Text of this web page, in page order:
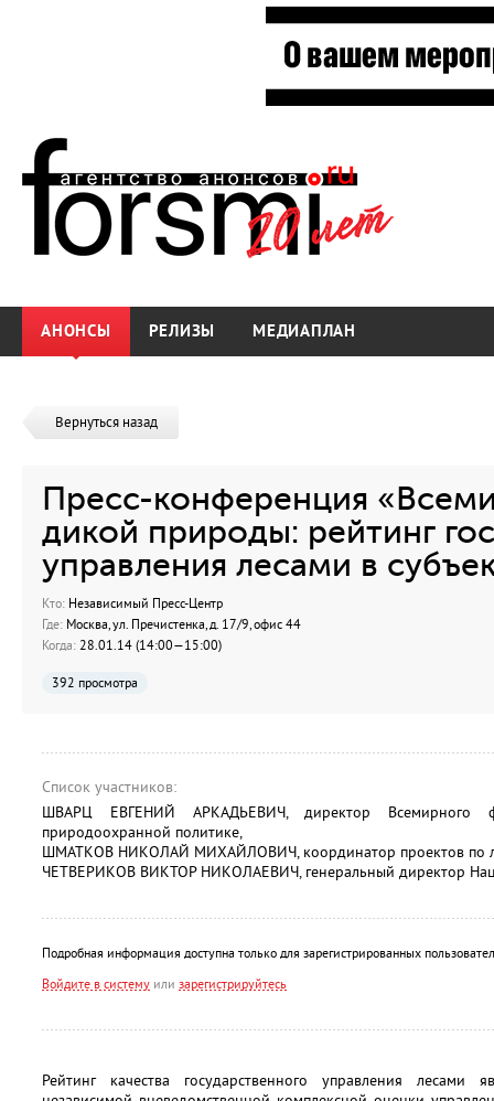
АНОНСЫ РЕЛИЗЫ МЕДИАПЛАН
Вернуться назад
Пресс-конференция
дикой природы: рейтинг
управления лесами в
Кто: Независимый Пресс-Центр
Где: Москва, ул. Пречистенка, д. 17/9, офис 44
Когда: 28.01.14 (14:00—15:00)
392 просмотра
Список участников:
ШВАРЦ ЕВГЕНИЙ АРКАДЬЕВИЧ, директор
природоохранной политике,
ШМАТКОВ НИКОЛАЙ МИХАЙЛОВИЧ, координатор проектов по
ЧЕТВЕРИКОВ ВИКТОР НИКОЛАЕВИЧ, генеральный директор
Подробная информация доступна только для зарегистрированных
Войдите в систему или зарегистрируйтесь
Рейтинг качества государственного управления лесами